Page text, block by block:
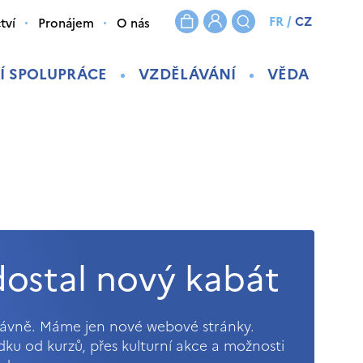
SPOLUPRÁCE VZDĚLÁVÁNÍ VĚDA
Pronájem O nás FR/CZ
nový kabát
Máme jen nové webové stránky.
od kurzů, přes kulturní akce a možnosti